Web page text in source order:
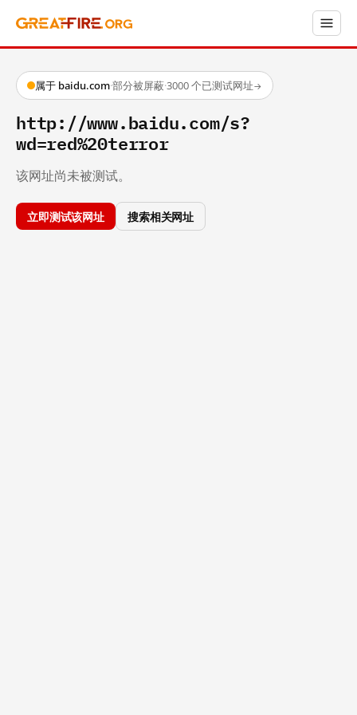
属于 baidu.com·部分被屏蔽·3000 个已测试网址→
http://www.baidu.com/s?
wd=red%20terror
该网址尚未被测试。
立即测试该网址 搜索相关网址